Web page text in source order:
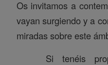
Os invitamos a
vayan surgiendo y a
miradas sobre este
Si tenéis